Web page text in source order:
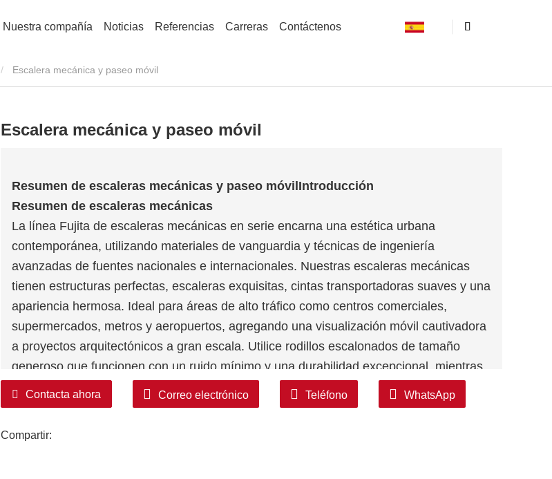
Nuestra compañía Noticias Referencias Carreras Contáctenos
Escalera mecánica y paseo móvil
Escalera mecánica y paseo móvil
Resumen de escaleras mecánicas y paseo móvil Introducción
Resumen de escaleras mecánicas
La línea Fujita de escaleras mecánicas en serie encarna una estética urbana
contemporánea, utilizando materiales de vanguardia y técnicas de ingeniería
avanzadas de fuentes nacionales e internacionales. Nuestras escaleras mecánicas
tienen estructuras perfectas, escaleras exquisitas, cintas transportadoras suaves y una
apariencia hermosa. Ideal para áreas de alto tráfico como centros comerciales,
supermercados, metros y aeropuertos, agregando una visualización móvil cautivadora
a proyectos arquitectónicos a gran escala. Utilice rodillos escalonados de tamaño
generoso que funcionen con un ruido mínimo y una durabilidad excepcional, mientras
que la armadura está fabricada con acero de primera calidad y presenta un diseño
único que garantiza una alta resistencia y resistencia a la corrosión.
Contacta ahora Correo electrónico Teléfono WhatsApp
Compartir: